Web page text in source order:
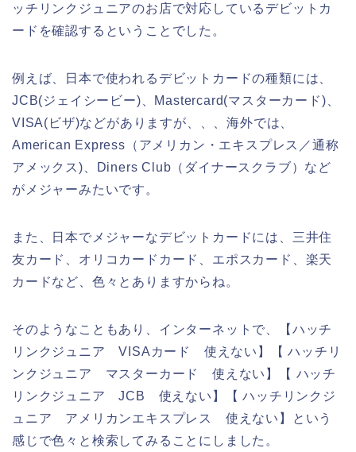
ッチリンクジュニアのお店で対応しているデビットカ
ードを確認するということでした。
例えば、日本で使われるデビットカードの種類には、
JCB(ジェイシービー)、Mastercard(マスターカード)、
VISA(ビザ)などがありますが、、、海外では、
American Express（アメリカン・エキスプレス／通称
アメックス)、Diners Club（ダイナースクラブ）など
がメジャーみたいです。
また、日本でメジャーなデビットカードには、三井住
友カード、オリコカードカード、エポスカード、楽天
カードなど、色々とありますからね。
そのようなこともあり、インターネットで、【ハッチ
リンクジュニア VISAカード 使えない】【 ハッチリ
ンクジュニア マスターカード 使えない】【 ハッチ
リンクジュニア JCB 使えない】【 ハッチリンクジ
ュニア アメリカンエキスプレス 使えない】という
感じで色々と検索してみることにしました。